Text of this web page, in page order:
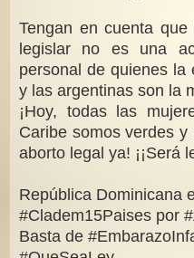
Tengan en cuenta
legislar no es una
personal de quienes la
y las argentinas son la
¡Hoy, todas las
Caribe somos verdes y
aborto legal ya! ¡¡Será
República Dominicana
#Cladem15Paises por
Basta de